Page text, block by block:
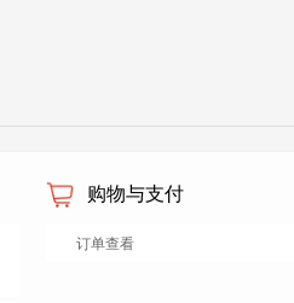
购物与支付
订单查看